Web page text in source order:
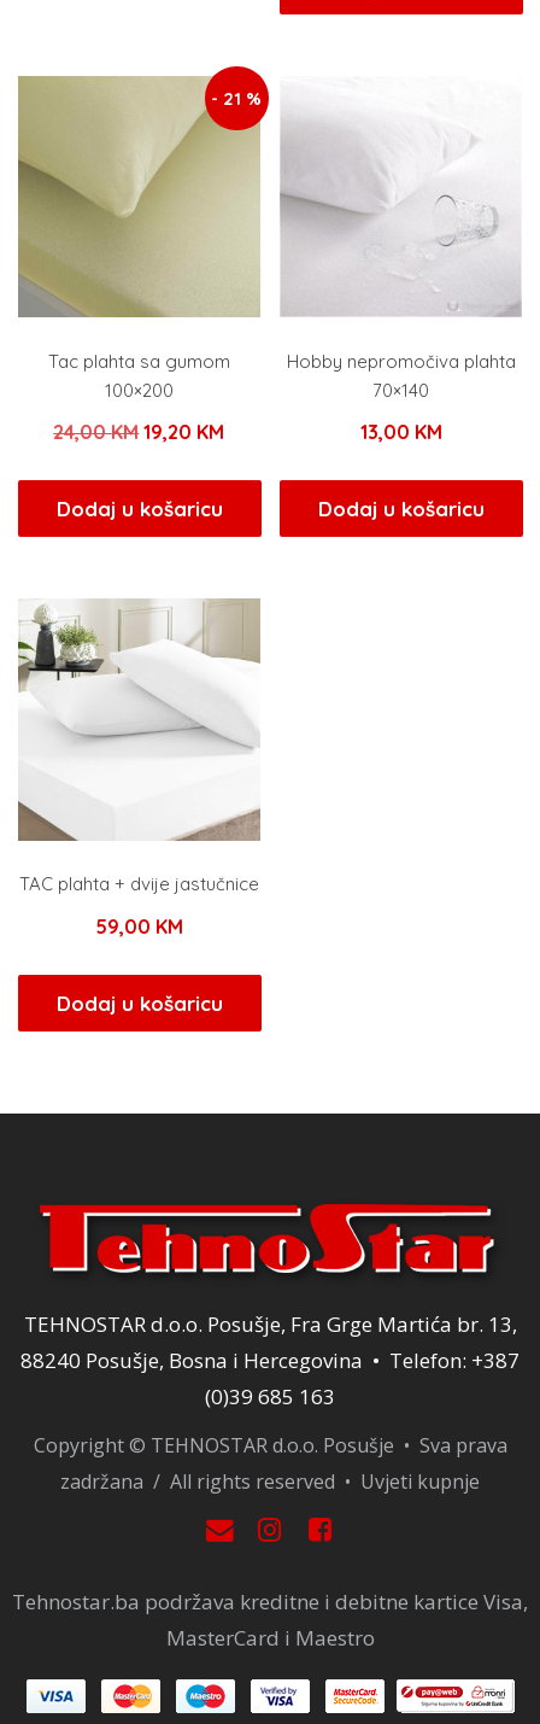
je:
- 21 %
Tac plahta sa gumom
100×200
24,00KMIzvorna
bila
je:
19,20 KM
19,20 KM.
Dodaj u košaricu
Hobby nepromočiva plahta
70×140
13,00 KM
Dodaj u košaricu
TAC plahta + dvije jastučnice
59,00 KM
Dodaj u košaricu
TEHNOSTAR d.o.o. Posušje, Fra Grge Martića br. 13,
88240 Posušje, Bosna i Hercegovina • Telefon: +387
(0)39 685 163
Copyright © TEHNOSTAR d.o.o. Posušje • Sva prava
zadržana / All rights reserved • Uvjeti kupnje
Tehnostar.ba podržava kreditne i debitne kartice Visa,
MasterCard i Maestro